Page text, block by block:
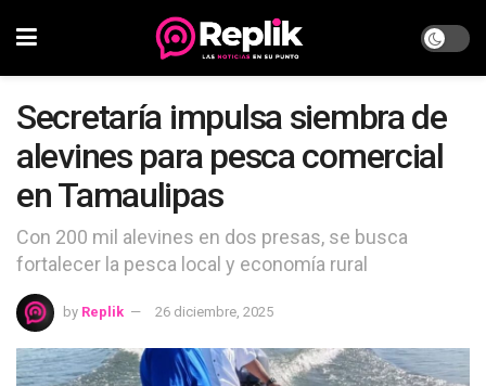
Secretaría impulsa siembra de
alevines para pesca comercial
en Tamaulipas
Con 200 mil alevines en dos presas, se busca
fortalecer la pesca local y economía rural
by Replik 26 diciembre, 2025